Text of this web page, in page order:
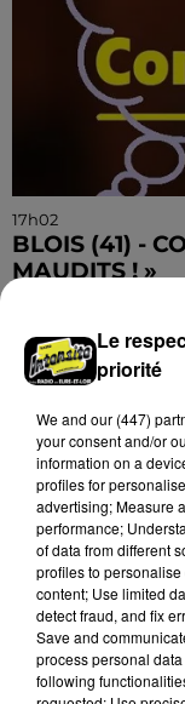
17h02
BLOIS (41) -
MAUDITS ! »
Jeudi 4 février
Paty,
Cher) : « Soyez
déposées...
Le
priorité
We and our (447)
your consent and/or
information on a
profiles for
advertising; Measure
performance;
of data from different
profiles to
content; Use limited
detect fraud, and fix
Save and
process personal
following